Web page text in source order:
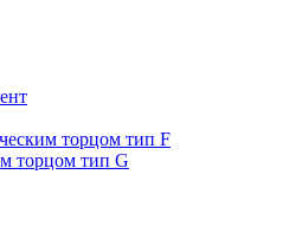
торцом тип F
торцом тип G